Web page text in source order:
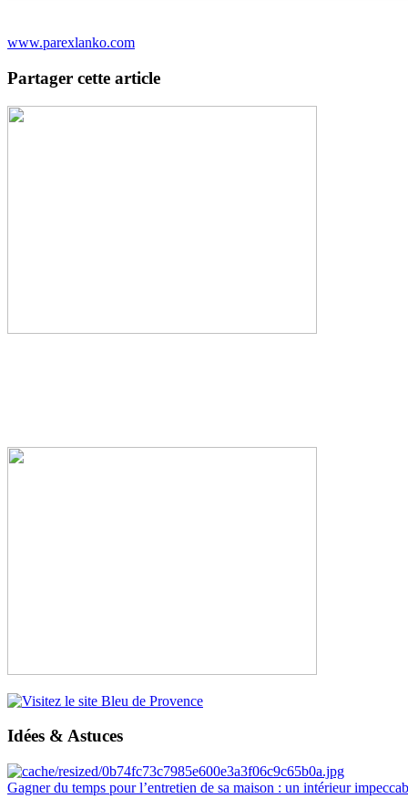
www.parexlanko.com
Partager cette article
Idées & Astuces
Gagner du temps pour l’entretien de sa maison : un intérieur